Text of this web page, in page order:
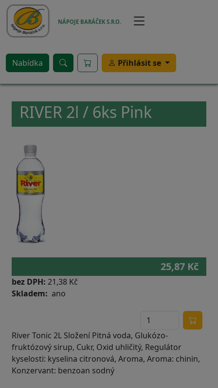
Přejít k hlavnímu obsahu
NÁPOJE BARÁČEK S.R.O.
Nabídka Přihlásit se
RIVER 2l / 6ks Pink
25,87 Kč
bez DPH: 21,38 Kč
Skladem
ano
River Tonic 2L Složení Pitná voda, Glukózo-
fruktózový sirup, Cukr, Oxid uhličitý, Regulátor
kyselosti: kyselina citronová, Aroma, Aroma: chinin,
Konzervant: benzoan sodný